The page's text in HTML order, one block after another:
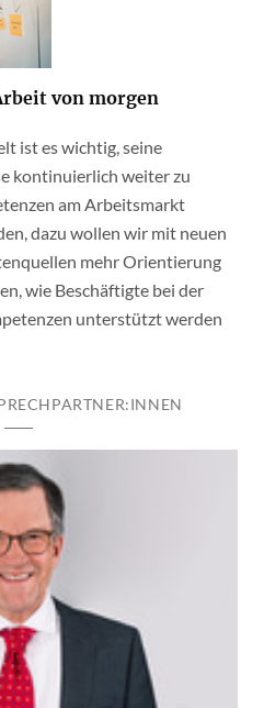
von morgen
ist es wichtig, seine
kontinuierlich weiter zu
am Arbeitsmarkt
dazu wollen wir mit neuen
mehr Orientierung
wie Beschäftigte bei der
unterstützt werden